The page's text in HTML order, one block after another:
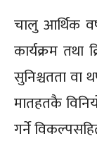
चालु आर्थिक
कार्यक्रम तथा
सुनिश्चतता वा
मातहतकै
गर्ने